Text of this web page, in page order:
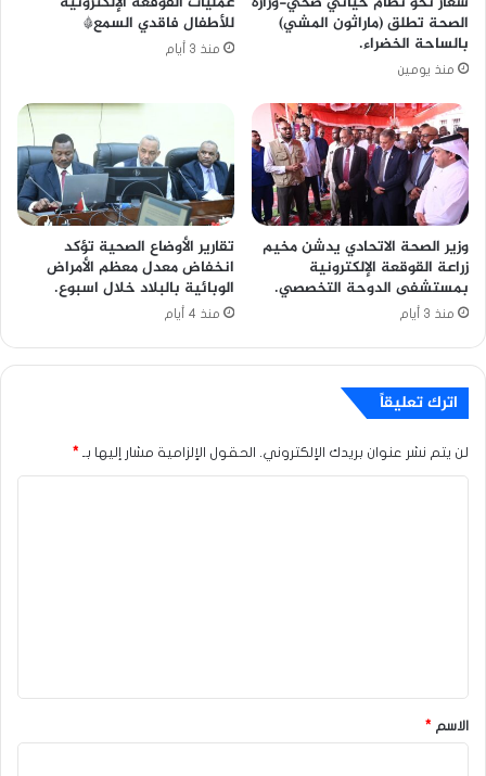
الصحة تطلق (ماراثون المشي)
بالساحة الخضراء.
منذ يومين
للأطفال فاقدي السمع*
منذ 3 أيام
وزير الصحة الاتحادي يدشن مخيم
زراعة القوقعة الإلكترونية
بمستشفى الدوحة التخصصي.
منذ 3 أيام
تقارير الأوضاع الصحية تؤكد
انخفاض معدل معظم الأمراض
الوبائية بالبلاد خلال اسبوع.
منذ 4 أيام
اترك تعليقاً
لن يتم نشر عنوان بريدك الإلكتروني. الحقول الإلزامية مشار إليها بـ *
*
الاسم *